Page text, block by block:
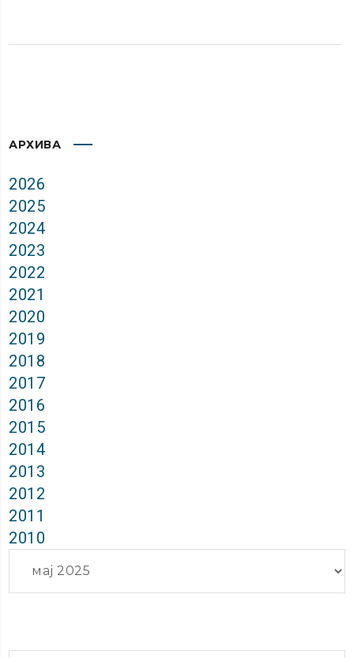
АРХИВА
2026
2025
2024
2023
2022
2021
2020
2019
2018
2017
2016
2015
2014
2013
2012
2011
2010